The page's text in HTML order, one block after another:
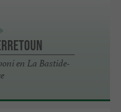
en La Bastide-